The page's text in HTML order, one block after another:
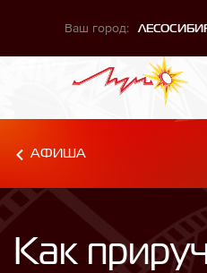
Ваш город:
АФИША
Как